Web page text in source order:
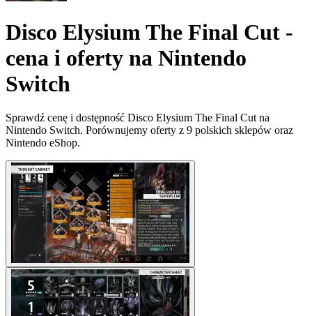
Disco Elysium The Final Cut -
cena i oferty na Nintendo
Switch
Sprawdź cenę i dostępność Disco Elysium The Final Cut na
Nintendo Switch. Porównujemy oferty z 9 polskich sklepów oraz
Nintendo eShop.